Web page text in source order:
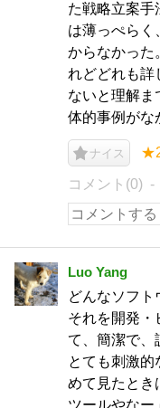
た戦略立案手
は薄っぺらく
からなかった
れどどれも詳
ないと理解ま
体的事例がな
ナイス
コメント(0)
Luo Yang
どんなソフト
それを開発・
て、簡潔で、
とても刺激的
めて見たとき
ツールやなー